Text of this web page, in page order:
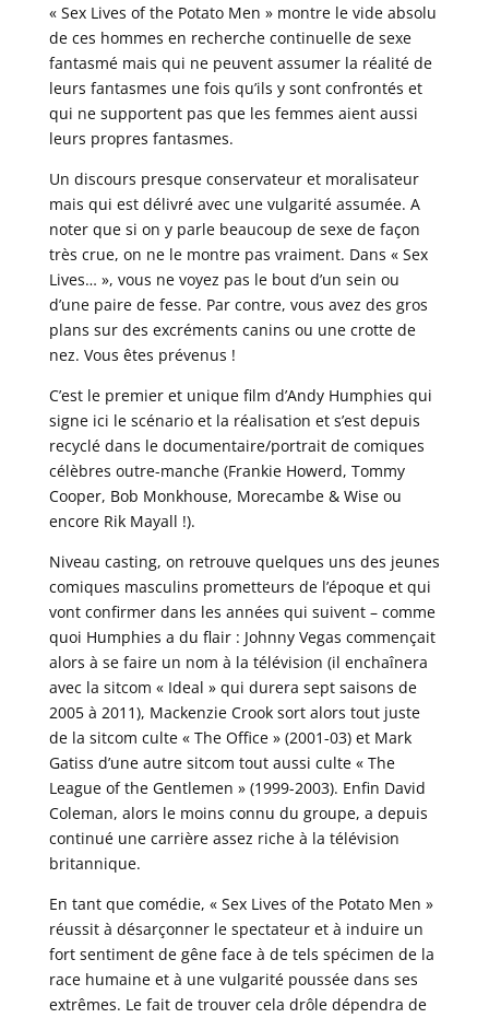
« Sex Lives of the Potato Men » montre le vide absolu
de ces hommes en recherche continuelle de sexe
fantasmé mais qui ne peuvent assumer la réalité de
leurs fantasmes une fois qu’ils y sont confrontés et
qui ne supportent pas que les femmes aient aussi
leurs propres fantasmes.
Un discours presque conservateur et moralisateur
mais qui est délivré avec une vulgarité assumée. A
noter que si on y parle beaucoup de sexe de façon
très crue, on ne le montre pas vraiment. Dans « Sex
Lives… », vous ne voyez pas le bout d’un sein ou
d’une paire de fesse. Par contre, vous avez des gros
plans sur des excréments canins ou une crotte de
nez. Vous êtes prévenus !
C’est le premier et unique film d’Andy Humphies qui
signe ici le scénario et la réalisation et s’est depuis
recyclé dans le documentaire/portrait de comiques
célèbres outre-manche (Frankie Howerd, Tommy
Cooper, Bob Monkhouse, Morecambe & Wise ou
encore Rik Mayall !).
Niveau casting, on retrouve quelques uns des jeunes
comiques masculins prometteurs de l’époque et qui
vont confirmer dans les années qui suivent – comme
quoi Humphies a du flair : Johnny Vegas commençait
alors à se faire un nom à la télévision (il enchaînera
avec la sitcom « Ideal » qui durera sept saisons de
2005 à 2011), Mackenzie Crook sort alors tout juste
de la sitcom culte « The Office » (2001-03) et Mark
Gatiss d’une autre sitcom tout aussi culte « The
League of the Gentlemen » (1999-2003). Enfin David
Coleman, alors le moins connu du groupe, a depuis
continué une carrière assez riche à la télévision
britannique.
En tant que comédie, « Sex Lives of the Potato Men »
réussit à désarçonner le spectateur et à induire un
fort sentiment de gêne face à de tels spécimen de la
race humaine et à une vulgarité poussée dans ses
extrêmes. Le fait de trouver cela drôle dépendra de